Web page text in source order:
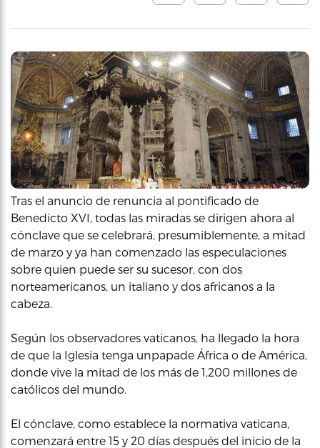
Tras el anuncio de renuncia al pontificado de
Benedicto XVI, todas las miradas se dirigen ahora al
cónclave que se celebrará, presumiblemente, a mitad
de marzo y ya han comenzado las especulaciones
sobre quien puede ser su sucesor, con dos
norteamericanos, un italiano y dos africanos a la
cabeza.
Según los observadores vaticanos, ha llegado la hora
de que la Iglesia tenga unpapade África o de América,
donde vive la mitad de los más de 1,200 millones de
católicos del mundo.
El cónclave, como establece la normativa vaticana,
comenzará entre 15 y 20 días después del inicio de la